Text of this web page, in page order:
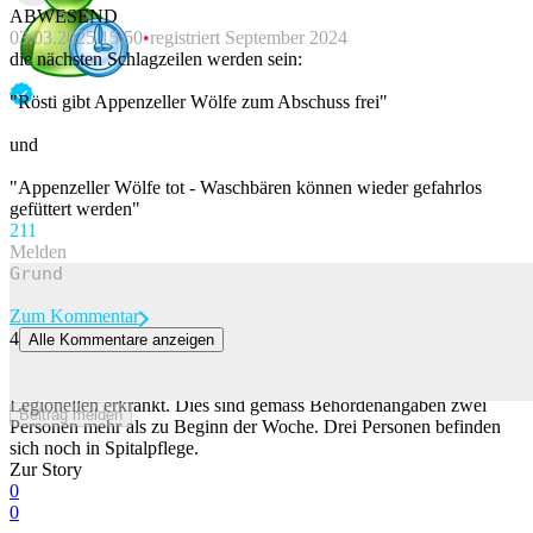
ABWESEND
03.03.2025 15:50 registriert September 2024
die nächsten Schlagzeilen werden sein:
"Rösti gibt Appenzeller Wölfe zum Abschuss frei"
und
"Appenzeller Wölfe tot - Waschbären können wieder gefahrlos
gefüttert werden"
211
Melden
Beitrag melden
Zum Kommentar
4 Alle Kommentare anzeigen
Legionellen erkrankt. Dies sind gemäss Behördenangaben zwei
Personen mehr als zu Beginn der Woche. Drei Personen befinden
sich noch in Spitalpflege.
Zur Story
0
0